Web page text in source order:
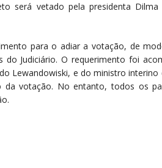
será vetado pela presidenta
para o adiar a votação, de
Judiciário. O requerimento foi
Lewandowiski, e do ministro
da votação. No entanto, todos os